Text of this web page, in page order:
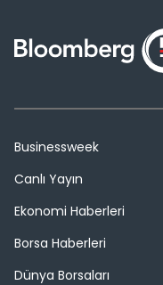
Businessweek
Canlı Yayın
Ekonomi Haberleri
Borsa Haberleri
Dünya Borsaları